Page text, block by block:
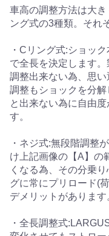
車高の調整方法は大
ング式の3種類。それ
・Cリング式:ショッ
で全長を決定します
調整出来ない為、思い
調整もショックを分
と出来ない為に自由
す。
・ネジ式:無段階調整
け上記画像の【A】の
くなる為、その分乗
グに常にプリロード(
デメリットがあります
・全長調整式